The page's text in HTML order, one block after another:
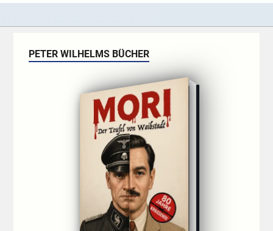
PETER WILHELMS BÜCHER